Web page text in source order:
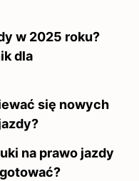
w 2025 roku?
dla
się nowych
na prawo jazdy